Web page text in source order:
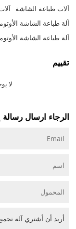
آلات طباعة الشاشة
آلة طباعة الشاشة
آلة طباعة الشاشة
تقييم
لا
الرجاء ارسال رسالة